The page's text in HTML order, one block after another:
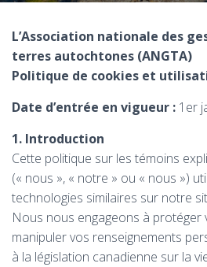
L’Association nationale des
terres autochtones (ANGTA)
Politique de cookies et
Date d’entrée en vigueur : 1er
1. Introduction
Cette politique sur les témoins
(« nous », « notre » ou « nous »)
technologies similaires sur notre
Nous nous engageons à protéger
manipuler vos renseignements
à la législation canadienne sur la